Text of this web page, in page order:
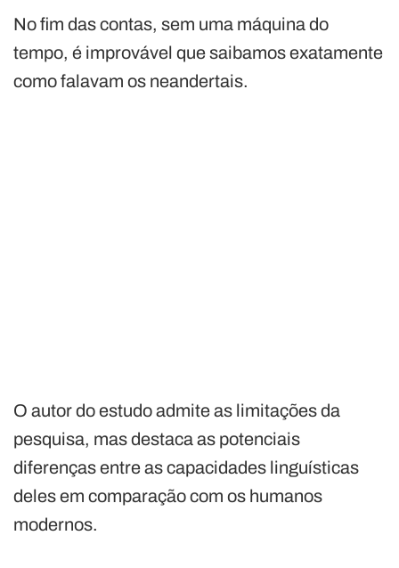
No fim das contas, sem uma máquina do
tempo, é improvável que saibamos exatamente
como falavam os neandertais.
O autor do estudo admite as limitações da
pesquisa, mas destaca as potenciais
diferenças entre as capacidades linguísticas
deles em comparação com os humanos
modernos.